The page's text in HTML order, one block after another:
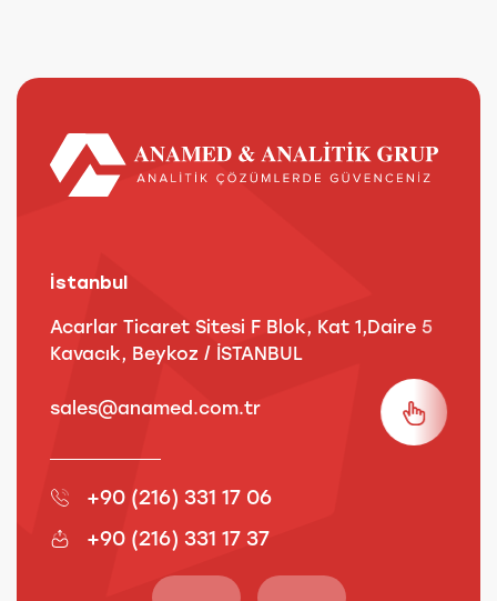
İstanbul
Acarlar Ticaret Sitesi F Blok, Kat 1,Daire 5
Kavacık, Beykoz / İSTANBUL
sales@anamed.com.tr
+90 (216) 331 17 06
+90 (216) 331 17 37